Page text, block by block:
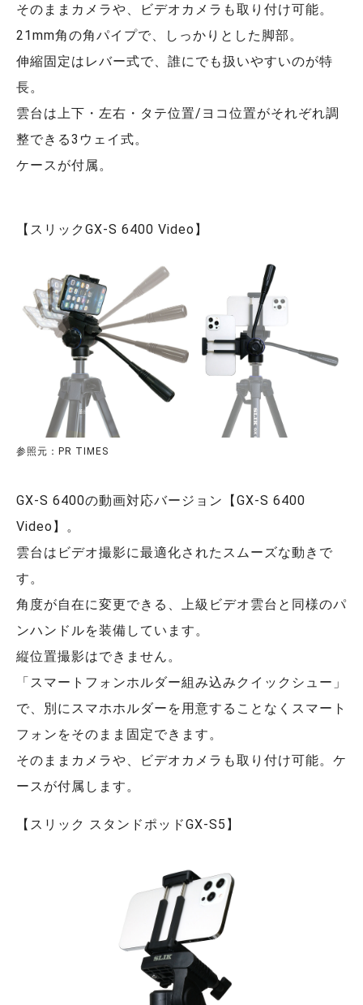
そのままカメラや、ビデオカメラも取り付け可能。
21mm角の角パイプで、しっかりとした脚部。
伸縮固定はレバー式で、誰にでも扱いやすいのが特
長。
雲台は上下・左右・タテ位置/ヨコ位置がそれぞれ調
整できる3ウェイ式。
ケースが付属。
【スリックGX-S 6400 Video】
参照元：PR TIMES
GX-S 6400の動画対応バージョン【GX-S 6400
Video】。
雲台はビデオ撮影に最適化されたスムーズな動きで
す。
角度が自在に変更できる、上級ビデオ雲台と同様のパ
ンハンドルを装備しています。
縦位置撮影はできません。
「スマートフォンホルダー組み込みクイックシュー」
で、別にスマホホルダーを用意することなくスマート
フォンをそのまま固定できます。
そのままカメラや、ビデオカメラも取り付け可能。ケ
ースが付属します。
【スリック スタンドポッドGX-S5】